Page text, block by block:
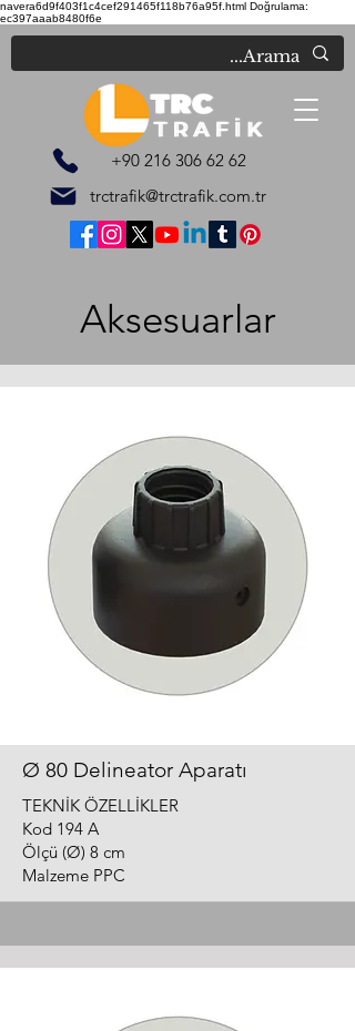
navera6d9f403f1c4cef291465f118b76a95f.html Doğrulama:
ec397aaab8480f6e
trctrafik@trctrafik.com.tr
+90 216 306 62 62
Aksesuarlar
Ø 80 Delineator Aparatı
TEKNİK ÖZELLİKLER
Kod 194 A
Ölçü (Ø) 8 cm
Malzeme PPC